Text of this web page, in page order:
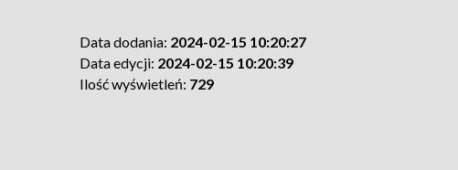
Data dodania: 2024-02-15 10:20:27
Data edycji: 2024-02-15 10:20:39
Ilość wyświetleń: 729